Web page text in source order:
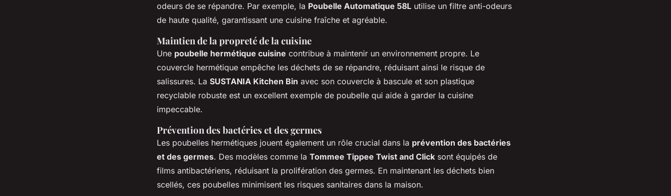
odeurs de se répandre. Par exemple, la Poubelle Automatique 58L utilise un filtre anti-odeurs
de haute qualité, garantissant une cuisine fraîche et agréable.
Maintien de la propreté de la cuisine
Une poubelle hermétique cuisine contribue à maintenir un environnement propre. Le
couvercle hermétique empêche les déchets de se répandre, réduisant ainsi le risque de
salissures. La SUSTANIA Kitchen Bin avec son couvercle à bascule et son plastique
recyclable robuste est un excellent exemple de poubelle qui aide à garder la cuisine
impeccable.
Prévention des bactéries et des germes
Les poubelles hermétiques jouent également un rôle crucial dans la prévention des bactéries
et des germes. Des modèles comme la Tommee Tippee Twist and Click sont équipés de
films antibactériens, réduisant la prolifération des germes. En maintenant les déchets bien
scellés, ces poubelles minimisent les risques sanitaires dans la maison.